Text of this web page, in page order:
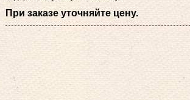
При заказе уточняйте цену.